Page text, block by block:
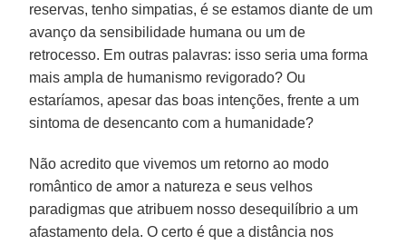
reservas, tenho simpatias, é se estamos diante de um
avanço da sensibilidade humana ou um de
retrocesso. Em outras palavras: isso seria uma forma
mais ampla de humanismo revigorado? Ou
estaríamos, apesar das boas intenções, frente a um
sintoma de desencanto com a humanidade?
Não acredito que vivemos um retorno ao modo
romântico de amor a natureza e seus velhos
paradigmas que atribuem nosso desequilíbrio a um
afastamento dela. O certo é que a distância nos